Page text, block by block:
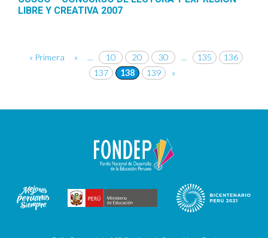
LIBRE Y CREATIVA 2007
« Primera « ... 10 20 30 ... 135
136
137
138 139 »